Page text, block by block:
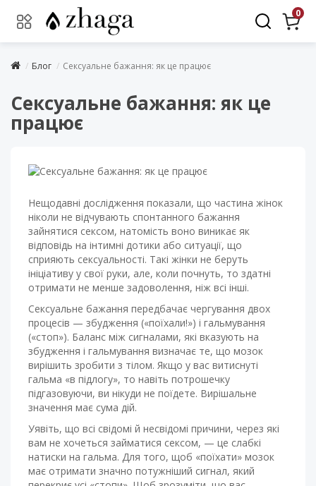
0
Блог Сексуальне бажання: як це працює
Сексуальне бажання: як це
працює
Нещодавні дослідження показали, що частина жінок
ніколи не відчувають спонтанного бажання
зайнятися сексом, натомість воно виникає як
відповідь на інтимні дотики або ситуації, що
сприяють сексуальності. Такі жінки не беруть
ініціативу у свої руки, але, коли почнуть, то здатні
отримати не менше задоволення, ніж всі інші.
Сексуальне бажання передбачає чергування двох
процесів — збудження («поїхали!») і гальмування
(«стоп»). Баланс між сигналами, які вказують на
збудження і гальмування визначає те, що мозок
вирішить зробити з тілом. Якщо у вас витиснуті
гальма «в підлогу», то навіть потрошечку
підгазовуючи, ви нікуди не поїдете. Вирішальне
значення має сума дій.
Уявіть, що всі свідомі й несвідомі причини, через які
вам не хочеться займатися сексом, — це слабкі
натиски на гальма. Для того, щоб «поїхати» мозок
має отримати значно потужніший сигнал, який